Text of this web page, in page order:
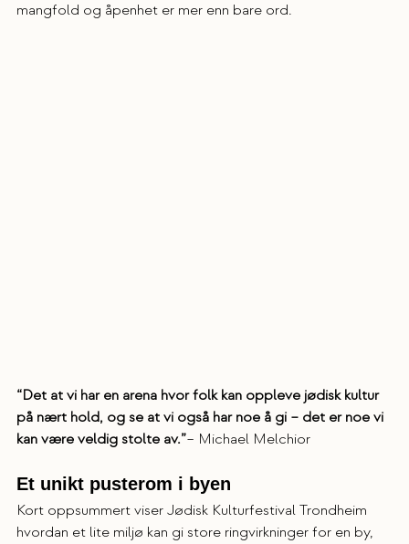
mangfold og åpenhet er mer enn bare ord.
“Det at vi har en arena hvor folk kan oppleve jødisk kultur
på nært hold, og se at vi også har noe å gi – det er noe vi
kan være veldig stolte av.”– Michael Melchior
Et unikt pusterom i byen
Kort oppsummert viser Jødisk Kulturfestival Trondheim
hvordan et lite miljø kan gi store ringvirkninger for en by,